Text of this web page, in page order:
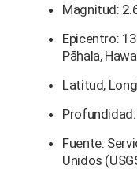
Magnitud:
Epicentro:
Pāhala,
Latitud,
Fuente:
Unidos